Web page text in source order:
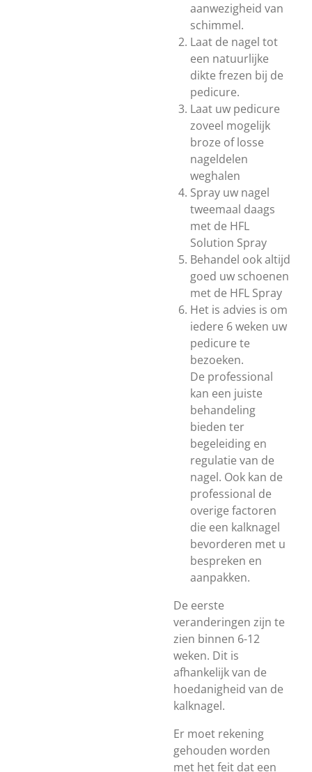
aanwezigheid van
schimmel.
Laat de nagel tot
een natuurlijke
dikte frezen bij de
pedicure.
Laat uw pedicure
zoveel mogelijk
broze of losse
nageldelen
weghalen
Spray uw nagel
tweemaal daags
met de HFL
Solution Spray
Behandel ook altijd
goed uw schoenen
met de HFL Spray
Het is advies is om
iedere 6 weken uw
pedicure te
bezoeken.
De professional
kan een juiste
behandeling
bieden ter
begeleiding en
regulatie van de
nagel. Ook kan de
professional de
overige factoren
die een kalknagel
bevorderen met u
bespreken en
aanpakken.
De eerste
veranderingen zijn te
zien binnen 6-12
weken. Dit is
afhankelijk van de
hoedanigheid van de
kalknagel.
Er moet rekening
gehouden worden
met het feit dat een